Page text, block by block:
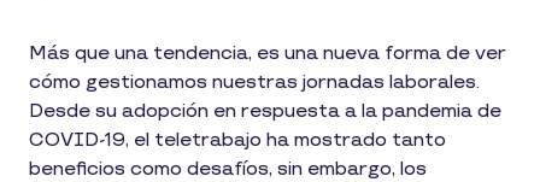
Más que una tendencia, es una nueva forma de ver
cómo gestionamos nuestras jornadas laborales.
Desde su adopción en respuesta a la pandemia de
COVID-19, el teletrabajo ha mostrado tanto
beneficios como desafíos, sin embargo, los